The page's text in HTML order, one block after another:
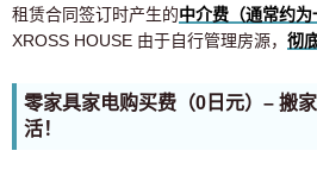
租赁合同签订时产生的中介费（通常约
XROSS HOUSE 由于自行管理房源， 彻
零家具家电购买费（0日元）– 搬
活！